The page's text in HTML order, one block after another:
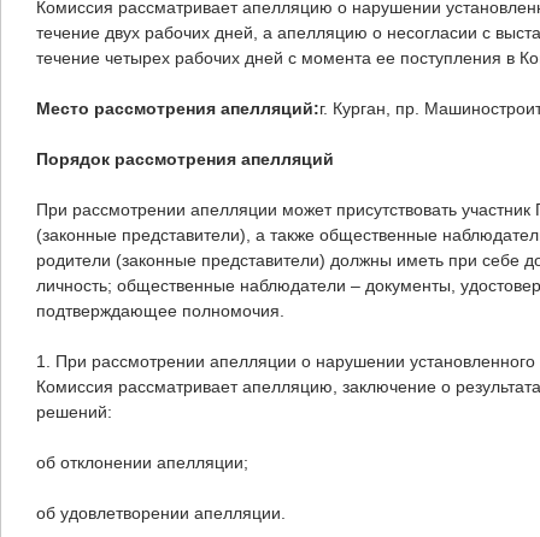
Комиссия рассматривает апелляцию о нарушении
течение двух рабочих дней, а апелляцию о несогласии с
течение четырех рабочих дней с момента ее поступления в
Место рассмотрения апелляций:г. Курган, пр.
Порядок рассмотрения апелляций
При рассмотрении апелляции может присутствовать
(законные представители), а также общественные
родители (законные представители) должны иметь при себе
личность; общественные наблюдатели – документы,
подтверждающее полномочия.
1. При рассмотрении апелляции о нарушении
Комиссия рассматривает апелляцию, заключение о
решений:
об отклонении апелляции;
об удовлетворении апелляции.